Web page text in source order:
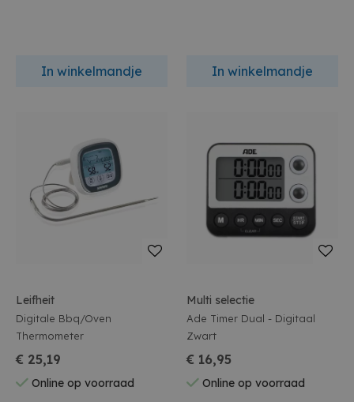
In winkelmandje In winkelmandje
Leifheit
Digitale Bbq/Oven
Thermometer
€ 25,19
Online op voorraad
Multi selectie
Ade Timer Dual - Digitaal
Zwart
€ 16,95
Online op voorraad